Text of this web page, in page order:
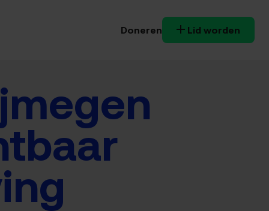
Doneren Lid worden